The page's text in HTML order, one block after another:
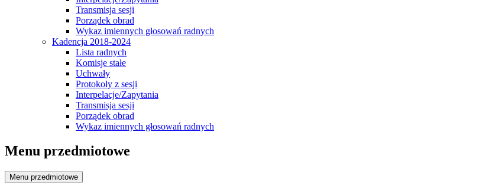
Transmisja sesji
Porządek obrad
Wykaz imiennych głosowań radnych
Kadencja 2018-2024
Lista radnych
Komisje stałe
Uchwały
Protokoły z sesji
Interpelacje/Zapytania
Transmisja sesji
Porządek obrad
Wykaz imiennych głosowań radnych
Menu przedmiotowe
Menu przedmiotowe